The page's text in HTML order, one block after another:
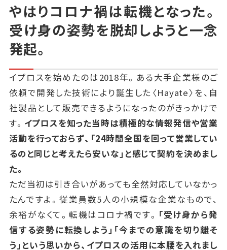
やはりコロナ禍は転機となった。
受け身の姿勢を脱却しようと一念
発起。
イプロスを始めたのは2018年。ある大手企業様のご
依頼で開発した技術により誕生した〈Hayate〉を、自
社製品として販売できるようになったのがきっかけで
す。 イプロスを知った当時は積極的な情報発信や営業
活動を行っておらず、「24時間全国を回って営業してい
るのと同じと考えたら安いな」と感じて契約を決めまし
た。
ただ当初は引き合いがあっても全然対応していなかっ
たんですよ。従業員数5人の小規模な企業なもので、
余裕がなくて。転機はコロナ禍です。 「受け身から発
信する姿勢に転換しよう」「今までの意識を切り離そ
う」という思いから、イプロスの活用に本腰を入れまし